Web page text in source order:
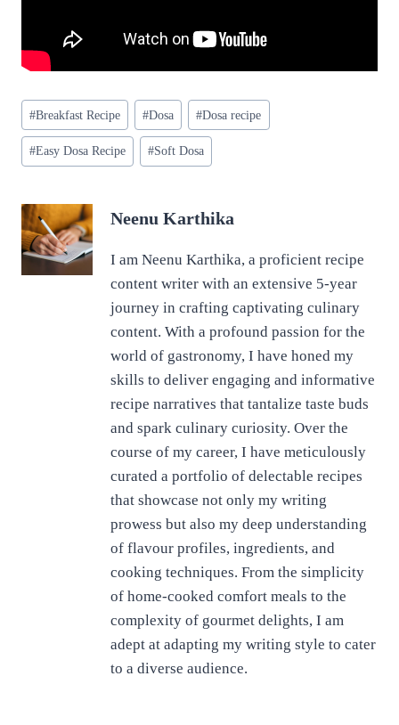
Post
Tags:
#Breakfast Recipe #Dosa #Dosa recipe
#Easy Dosa Recipe #Soft Dosa
Neenu Karthika
I am Neenu Karthika, a proficient recipe
content writer with an extensive 5-year
journey in crafting captivating culinary
content. With a profound passion for the
world of gastronomy, I have honed my
skills to deliver engaging and informative
recipe narratives that tantalize taste buds
and spark culinary curiosity. Over the
course of my career, I have meticulously
curated a portfolio of delectable recipes
that showcase not only my writing
prowess but also my deep understanding
of flavour profiles, ingredients, and
cooking techniques. From the simplicity
of home-cooked comfort meals to the
complexity of gourmet delights, I am
adept at adapting my writing style to cater
to a diverse audience.